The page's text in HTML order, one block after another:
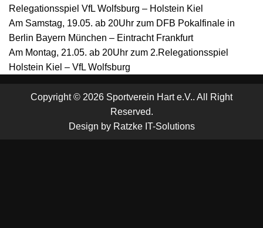
Relegationsspiel VfL Wolfsburg – Holstein Kiel
Am Samstag, 19.05. ab 20Uhr zum DFB Pokalfinale in
Berlin Bayern München – Eintracht Frankfurt
Am Montag, 21.05. ab 20Uhr zum 2.Relegationsspiel
Holstein Kiel – VfL Wolfsburg
Copyright © 2026 Sportverein Hart e.V.. All Right
Reserved.
Design by Ratzke IT-Solutions